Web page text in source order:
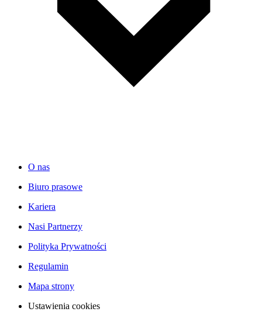
O nas
Biuro prasowe
Kariera
Nasi Partnerzy
Polityka Prywatności
Regulamin
Mapa strony
Ustawienia cookies